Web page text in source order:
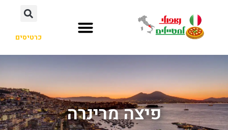
כרטיסים
פיצה מרינרה